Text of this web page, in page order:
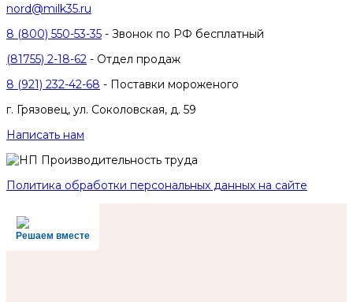
nord@milk35.ru
8 (800) 550-53-35 - Звонок по РФ бесплатный
(81755) 2-18-62 - Отдел продаж
8 (921) 232-42-68 - Поставки мороженого
г. Грязовец, ул. Соколовская, д. 59
Написать нам
Политика обработки персональных данных на сайте
Решаем вместе